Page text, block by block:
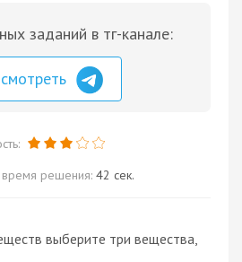
заданий в тг-канале:
решения: 42 сек.
выберите три вещества,